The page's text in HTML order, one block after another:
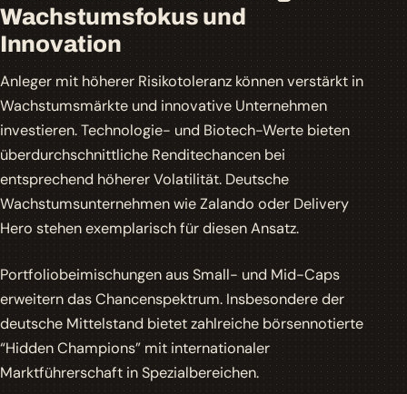
Wachstumsfokus und
Innovation
Anleger mit höherer Risikotoleranz können verstärkt in
Wachstumsmärkte und innovative Unternehmen
investieren. Technologie- und Biotech-Werte bieten
überdurchschnittliche Renditechancen bei
entsprechend höhererVolatilität. Deutsche
Wachstumsunternehmen wie Zalando oder Delivery
Hero stehen exemplarisch für diesen Ansatz.
Portfoliobeimischungen aus Small- und Mid-Caps
erweitern das Chancenspektrum. Insbesondere der
deutsche Mittelstand bietet zahlreiche börsennotierte
“Hidden Champions” mit internationaler
Marktführerschaft in Spezialbereichen.